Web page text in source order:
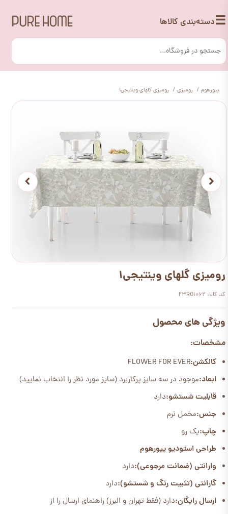
☰دسته‌بندی کالاها
پیورهوم رومیزی رومیزی گلهای وینتیجی1
رومیزی گلهای وینتیجی1
کد کالا: F3RO1062
ویژگی های محصول
مشخصات:
کالکشن:FLOWER FOR EVER
ابعاد:موجود در سه سایز پرکاربرد (سایز مورد نظر را انتخاب نمایید)
قابلیت شستشو:دارد
جنس:مخمل نرم
چاپ:یک رو
طراحی استودیو پیورهوم
وارانتی (ضمانت مرجوعی):دارد
گارانتی (تثبیت رنگ و شستشو):دارد
ارسال رایگان:دارد (فقط تهران و البرز) راهنمای ارسال را از